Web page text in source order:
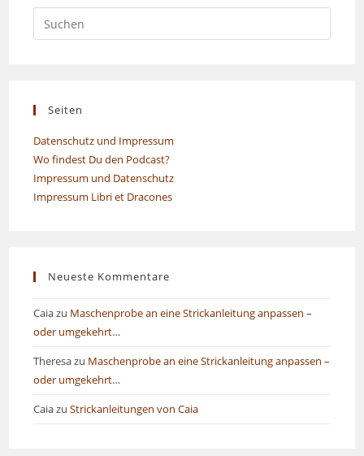
Seiten
Datenschutz und Impressum
Wo findest Du den Podcast?
Impressum und Datenschutz
Impressum Libri et Dracones
Neueste Kommentare
Caiazu Maschenprobe an eine Strickanleitung anpassen –
oder umgekehrt…
Theresazu Maschenprobe an eine Strickanleitung anpassen –
oder umgekehrt…
CaiazuStrickanleitungen von Caia